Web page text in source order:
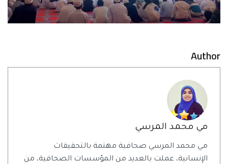
Author
مي محمد المرسي
مي محمد المرسي صحافية مهتمة بالتحقيقات
الإنسانية، عملت بالعديد من المؤسسات الصحافية، من